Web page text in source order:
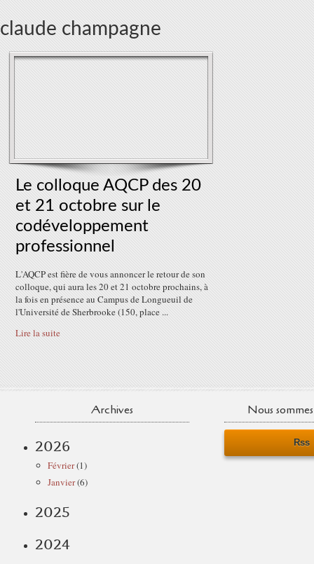
claude champagne
Le colloque AQCP des 20
et 21 octobre sur le
codéveloppement
professionnel
L'AQCP est fière de vous annoncer le retour de son
colloque, qui aura les 20 et 21 octobre prochains, à
la fois en présence au Campus de Longueuil de
l'Université de Sherbrooke (150, place ...
Lire la suite
Archives
2026
Février(1)
Janvier(6)
2025
2024
Nous
Rss